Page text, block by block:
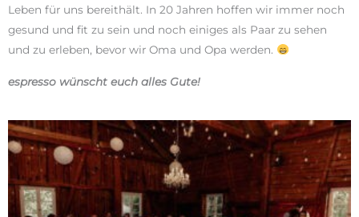
Leben für uns bereithält. In 20 Jahren hoffen wir immer noch
gesund und fit zu sein und noch einiges als Paar zu sehen
und zu erleben, bevor wir Oma und Opa werden.
espresso wünscht euch alles Gute!